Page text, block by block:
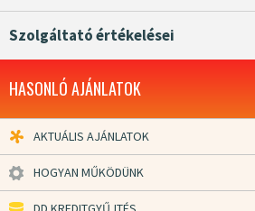
Szolgáltató értékelései
HASONLÓ AJÁNLATOK
AKTUÁLIS AJÁNLATOK
HOGYAN MŰKÖDÜNK